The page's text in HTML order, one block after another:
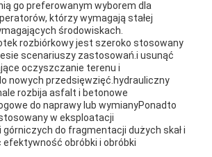
go preferowanym wyborem dla
którzy wymagają stałej
środowiskach.
rozbiórkowy jest szeroko stosowany
scenariuszy zastosowań.i usunąć
oczyszczanie terenu i
nowych przedsięwzięć.hydrauliczny
rozbija asfalt i betonowe
do naprawy lub wymianyPonadto
w eksploatacji
górniczych do fragmentacji dużych skał i
efektywność obróbki i obróbki